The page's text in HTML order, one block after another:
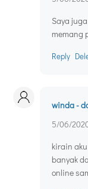
Saya
memang
Reply
winda -
5/06/
kirain
banyak
online